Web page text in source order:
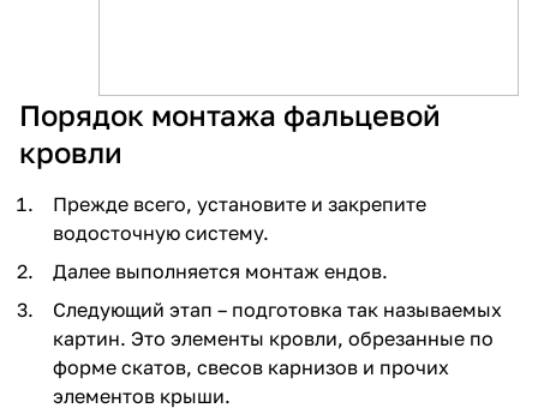
Порядок монтажа фальцевой
кровли
Прежде всего, установите и закрепите
водосточную систему.
Далее выполняется монтаж ендов.
Следующий этап – подготовка так называемых
картин. Это элементы кровли, обрезанные по
форме скатов, свесов карнизов и прочих
элементов крыши.